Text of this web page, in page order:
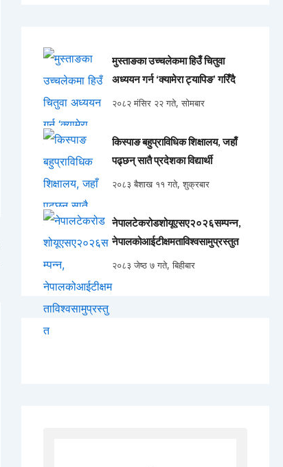
मुस्ताङका उच्चलेकमा हिउँ चितुवा
अध्ययन गर्न ‘क्यामेरा ट्यापिङ’ गरिँदै
२०८२ मंसिर २२ गते, सोमबार
किस्पाङ बहुप्राविधिक शिक्षालय, जहाँ
पढ्छन् सातै प्रदेशका विद्यार्थी
२०८३ बैशाख ११ गते, शुक्रबार
नेपालटेकरोडशोयूएसए२०२६सम्पन्न,
नेपालकोआईटीक्षमताविश्वसामुप्रस्तुत
२०८३ जेष्ठ ७ गते, बिहीबार